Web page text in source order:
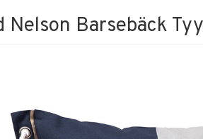
Nelson Barsebäck